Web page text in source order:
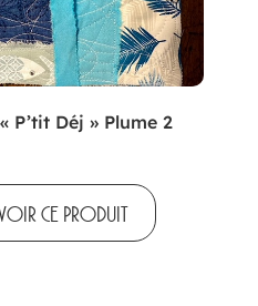
P’tit Déj » Plume 2
CE PRODUIT